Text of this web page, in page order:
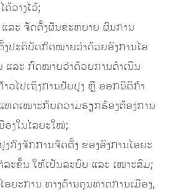
ວາງໄວ້;
ລະ ຈັດຕັ້ງຜັນຂະຫຍາຍ ຜົນການ
ງປະຕິບັດກົດໝາຍວ່າດ້ວຍອົງການໄອ
ແລະ ກົດໝາຍວ່າດ້ວຍການດໍາເນີນ
າວໄປເຖິງການປັບປຸງ ຫຼື ອອກນິຕິກໍາ
ດເໝາະກັບຄວາມຮຽກຮ້ອງຕ້ອງການ
ງໃນໄລຍະໃໝ່;
ງກົງຈັກການຈັດຕັ້ງ ຂອງອົງການໄອຍະ
ລະຂັ້ນ ໃຫ້ເປັນລະບົບ ແລະ ເໝາະສົມ;
ອຍະການ ທາງດ້ານຄຸນທາດການເມືອງ,